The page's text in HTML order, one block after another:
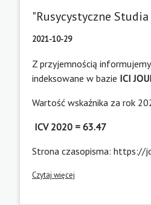
"Rusycystyczne
2021-10-29
Z przyjemnością
indeksowane w bazie ICI
Wartość wskaźnika za rok
ICV 2020 = 63.47
Strona czasopisma: https://
Czytaj więcej